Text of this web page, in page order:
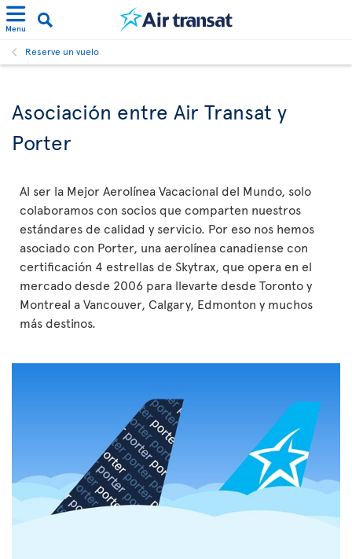
Menu
Reserve un vuelo
Asociación entre Air Transat y
Porter
Al ser la Mejor Aerolínea Vacacional del Mundo, solo
colaboramos con socios que comparten nuestros
estándares de calidad y servicio. Por eso nos hemos
asociado con Porter, una aerolínea canadiense con
certificación 4 estrellas de Skytrax, que opera en el
mercado desde 2006 para llevarte desde Toronto y
Montreal a Vancouver, Calgary, Edmonton y muchos
más destinos.